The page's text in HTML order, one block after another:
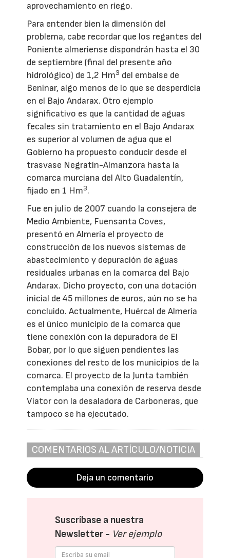
aprovechamiento en riego.
Para entender bien la dimensión del
problema, cabe recordar que los regantes del
Poniente almeriense dispondrán hasta el 30
de septiembre (final del presente año
hidrológico) de 1,2 Hm3 del embalse de
Benínar, algo menos de lo que se desperdicia
en el Bajo Andarax. Otro ejemplo
significativo es que la cantidad de aguas
fecales sin tratamiento en el Bajo Andarax
es superior al volumen de agua que el
Gobierno ha propuesto conducir desde el
trasvase Negratín-Almanzora hasta la
comarca murciana del Alto Guadalentín,
fijado en 1 Hm3.
Fue en julio de 2007 cuando la consejera de
Medio Ambiente, Fuensanta Coves,
presentó en Almería el proyecto de
construcción de los nuevos sistemas de
abastecimiento y depuración de aguas
residuales urbanas en la comarca del Bajo
Andarax. Dicho proyecto, con una dotación
inicial de 45 millones de euros, aún no se ha
concluido. Actualmente, Huércal de Almería
es el único municipio de la comarca que
tiene conexión con la depuradora de El
Bobar, por lo que siguen pendientes las
conexiones del resto de los municipios de la
comarca. El proyecto de la Junta también
contemplaba una conexión de reserva desde
Viator con la desaladora de Carboneras, que
tampoco se ha ejecutado.
COMENTARIOS AL ARTÍCULO/NOTICIA
Deja un comentario
Suscríbase a nuestra
Newsletter - Ver ejemplo